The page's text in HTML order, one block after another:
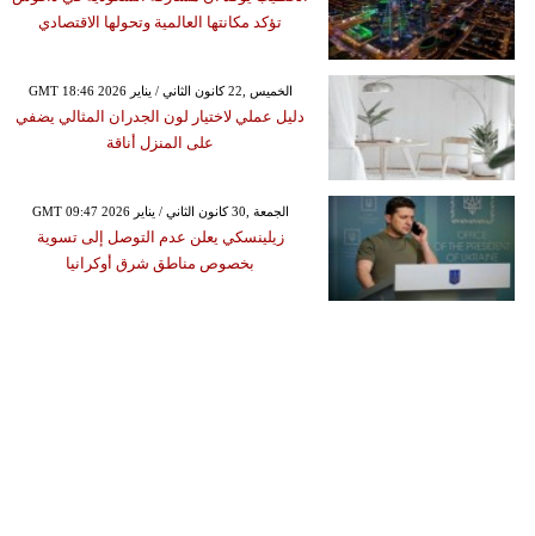
تؤكد مكانتها العالمية وتحولها الاقتصادي
GMT 18:46 2026 الخميس ,22 كانون الثاني / يناير
دليل عملي لاختيار لون الجدران المثالي يضفي
على المنزل أناقة
GMT 09:47 2026 الجمعة ,30 كانون الثاني / يناير
زيلينسكي يعلن عدم التوصل إلى تسوية
بخصوص مناطق شرق أوكرانيا